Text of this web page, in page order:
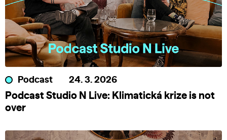
Podcast 24. 3. 2026
Podcast Studio N Live: Klimatická krize is not
over